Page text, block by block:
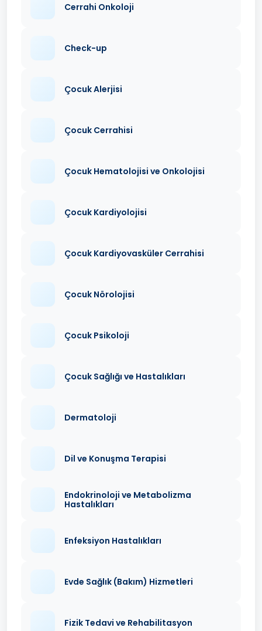
Cerrahi Onkoloji
Check-up
Çocuk Alerjisi
Çocuk Cerrahisi
Çocuk Hematolojisi ve Onkolojisi
Çocuk Kardiyolojisi
Çocuk Kardiyovasküler Cerrahisi
Çocuk Nörolojisi
Çocuk Psikoloji
Çocuk Sağlığı ve Hastalıkları
Dermatoloji
Dil ve Konuşma Terapisi
Endokrinoloji ve Metabolizma
Hastalıkları
Enfeksiyon Hastalıkları
Evde Sağlık (Bakım) Hizmetleri
Fizik Tedavi ve Rehabilitasyon